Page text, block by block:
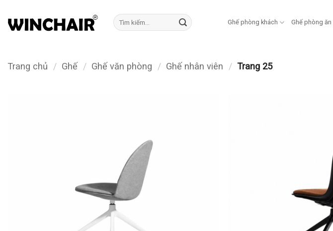
qua
Tìm
kiếm:
Ghế phòng khách Ghế phòng ăn
Trang chủ / Ghế / Ghế văn phòng / Ghế nhân viên / Trang 25